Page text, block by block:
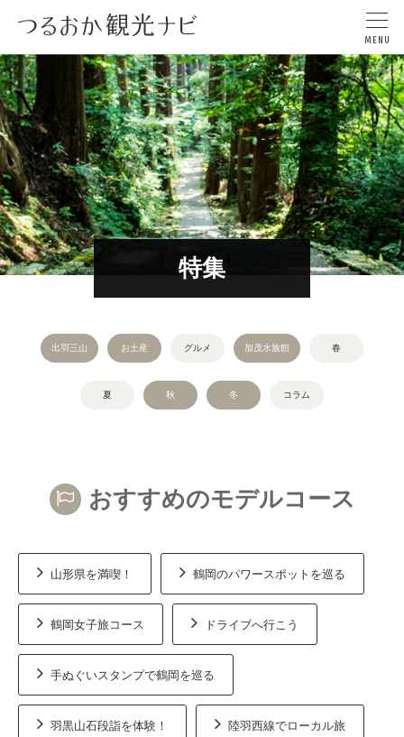
特集
出羽三山 お土産 グルメ 加茂水族館 春
夏 秋 冬 コラム
おすすめのモデルコース
山形県を満喫！ 鶴岡のパワースポットを巡る
鶴岡女子旅コース ドライブへ行こう
手ぬぐいスタンプで鶴岡を巡る
羽黒山石段詣を体験！ 陸羽西線でローカル旅